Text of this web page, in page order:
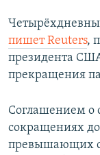
пишет Reuters,
президента
прекращения
Соглашением о
сокращениях
превышающих